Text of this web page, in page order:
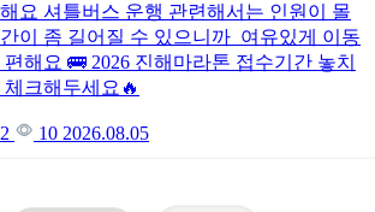
요 셔틀버스 운행 관련해서는 인원이 몰
이 좀 길어질 수 있으니까 여유있게 이동
해요 🚌 2026 진해마라톤 접수기간 놓치
크해두세요🔥
2 10 2026.08.05